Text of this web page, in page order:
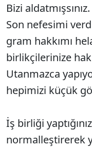
Bizi
Son nefesimi
gram hakkımı
birlikçilerinize
Utanmazca
hepimizi küçük
İş birliği
normalleştirerek